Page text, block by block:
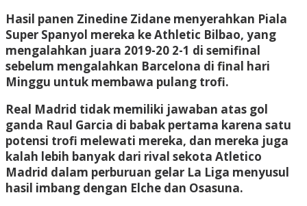
Hasil panen Zinedine Zidane menyerahkan Piala
Super Spanyol mereka ke Athletic Bilbao, yang
mengalahkan juara 2019-20 2-1 di semifinal
sebelum mengalahkan Barcelona di final hari
Minggu untuk membawa pulang trofi.
Real Madrid tidak memiliki jawaban atas gol
ganda Raul Garcia di babak pertama karena satu
potensi trofi melewati mereka, dan mereka juga
kalah lebih banyak dari rival sekota Atletico
Madrid dalam perburuan gelar La Liga menyusul
hasil imbang dengan Elche dan Osasuna.